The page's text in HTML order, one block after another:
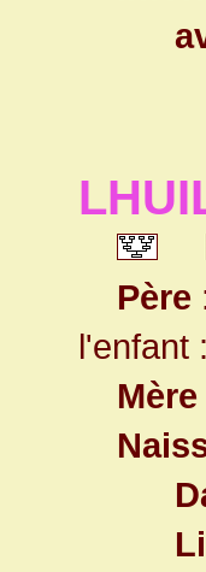
Père
l'enfant
Mère